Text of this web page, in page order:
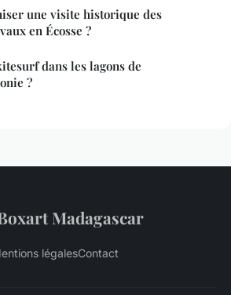
une visite historique des
en Écosse ?
dans les lagons de
?
Madagascar
légalesContact